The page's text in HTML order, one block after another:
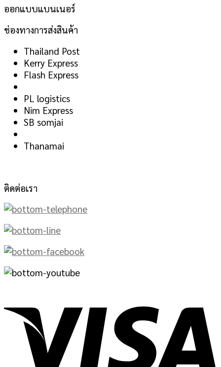
ออกแบบแบนเนอร์
ช่องทางการส่งสินค้า
Thailand Post
Kerry Express
Flash Express
PL logistics
Nim Express
SB somjai
Thanamai
ติดต่อเรา